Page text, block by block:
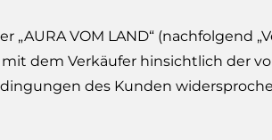
VOM LAND“ (nachfolgend
dem Verkäufer hinsichtlich der
des Kunden